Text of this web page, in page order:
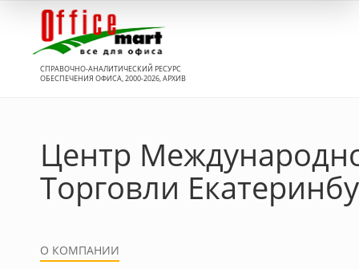
СПРАВОЧНО-АНАЛИТИЧЕСКИЙ РЕСУРС
ОБЕСПЕЧЕНИЯ ОФИСА, 2000-2026, АРХИВ
Центр
Торговли
О КОМПАНИИ